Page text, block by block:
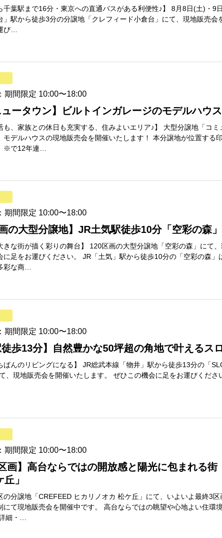
千葉駅まで16分・東京への直通バスがある利便性♪】 8月8日(土)・9
」駅から徒歩3分の分譲地「クレフィード小倉台」にて、現地販売会
び…
期間限定 10:00〜18:00
ュータウン】ビルトインガレージのモデルハウ
も、家族との休日も充実する、住みよいエリア♪】 大型分譲地「コ
モデルハウスの現地販売会を開催いたします！ 本分譲地が位置する
※で12年連…
期間限定 10:00〜18:00
画の大型分譲地】JR土気駅徒歩10分「空彩の森
きな街が描く彩りの舞台】 120区画の大型分譲地「空彩の森」にて
に足をお運びください。 JR「土気」駅から徒歩10分の「空彩の森」
彩な商…
期間限定 10:00〜18:00
徒歩13分】自然豊かな50坪超の角地で叶えるス
ばんのリビングになる】 JR総武本線「物井」駅から徒歩13分の「
、現地販売会を開催いたします。 ぜひこの機会に足をお運びくだ
期間限定 10:00〜18:00
画】高台ならではの開放感と陽光に包まれる街
」
の分譲地「CREFEED ヒカリノオカ 松ケ丘」にて、いよいよ最終3区
にて現地販売会を開催中です。 高台ならではの眺望や心地よい住環
細・…